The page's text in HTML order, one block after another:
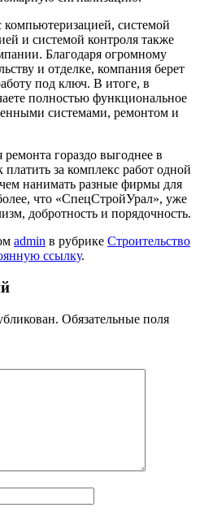
системой
и системой контроля также
Благодаря огромному
и отделке, компания берет
под ключ. В итоге, в
полностью функциональное
системами, ремонтом и
гораздо выгоднее в
за комплекс работ одной
нанимать разные фирмы для
что «СпецСтройУрал», уже
добротность и порядочность.
admin в рубрике Строительство
ссылку.
Обязательные поля